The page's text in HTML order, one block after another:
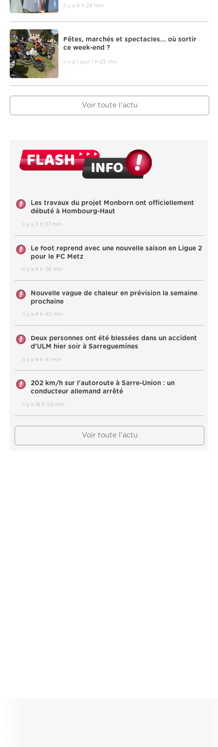
il y a 6 h 24 min
Fêtes, marchés et spectacles... où sortir
ce week-end ?
il y a 1 jour 1 h 23 min
Voir toute l'actu
Les travaux du projet Monborn ont officiellement
débuté à Hombourg-Haut
il y a 3 h 37 min
Le foot reprend avec une nouvelle saison en Ligue 2
pour le FC Metz
il y a 4 h 36 min
Nouvelle vague de chaleur en prévision la semaine
prochaine
il y a 4 h 40 min
Deux personnes ont été blessées dans un accident
d’ULM hier soir à Sarreguemines
il y a 4 h 41 min
202 km/h sur l'autoroute à Sarre-Union : un
conducteur allemand arrêté
il y a 18 h 59 min
Voir toute l'actu